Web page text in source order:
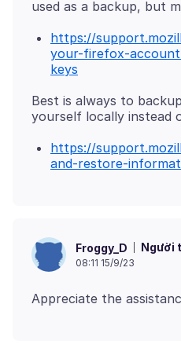
https://
your-firefox-
keys
Best is always to
https://
and-restore-
Froggy_D Người
08:11 15/9/23